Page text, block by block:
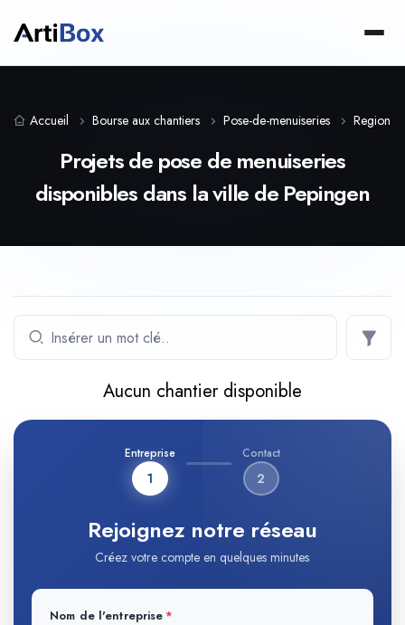
Accueil Bourse aux chantiers Pose-de-menuiseries Region-
Projets de pose de menuiseries
disponibles dans la ville de Pepingen
Aucun chantier disponible
Entreprise
1
Contact
2
Rejoignez notre réseau
Créez votre compte en quelques minutes
Nom de l'entreprise